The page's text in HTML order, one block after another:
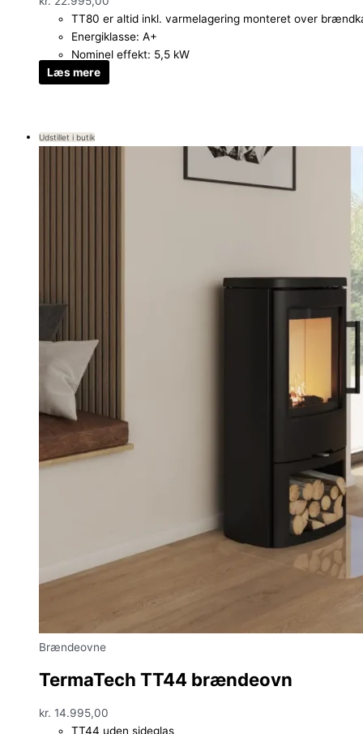
TT80 er altid inkl. varmelagering monteret over
Energiklasse: A+
Nominel effekt: 5,5 kW
Læs mere
Udstillet i butik
Brændeovne
TermaTech TT44 brændeovn
kr. 14.995,00
TT44 uden sideglas